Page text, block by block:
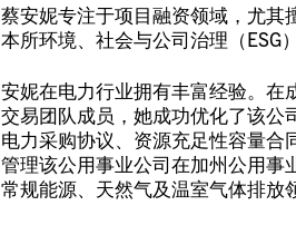
蔡安妮专注于项目融资领域，尤其
本所环境、社会与公司治理（ESG
安妮在电力行业拥有丰富经验。在
交易团队成员，她成功优化了该公
电力采购协议、资源充足性容量
管理该公用事业公司在加州公用事
常规能源、天然气及温室气体排放